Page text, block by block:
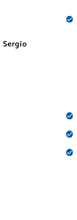
Sergio